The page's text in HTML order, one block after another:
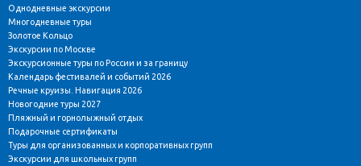
Однодневные экскурсии
Многодневные туры
Золотое Кольцо
Экскурсии по Москве
Экскурсионные туры по России и за границу
Календарь фестивалей и событий 2026
Речные круизы. Навигация 2026
Новогодние туры 2027
Пляжный и горнолыжный отдых
Подарочные сертификаты
Туры для организованных и корпоративных групп
Экскурсии для школьных групп